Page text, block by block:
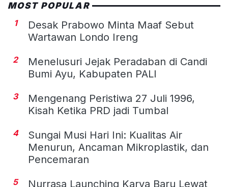
MOST POPULAR
1
Desak Prabowo Minta Maaf Sebut
Wartawan Londo Ireng
2
Menelusuri Jejak Peradaban di Candi
Bumi Ayu, Kabupaten PALI
3
Mengenang Peristiwa 27 Juli 1996,
Kisah Ketika PRD jadi Tumbal
4
Sungai Musi Hari Ini: Kualitas Air
Menurun, Ancaman Mikroplastik, dan
Pencemaran
5
Nurrasa Launching Karya Baru Lewat